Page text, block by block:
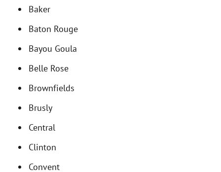
Baker
Baton Rouge
Bayou Goula
Belle Rose
Brownfields
Brusly
Central
Clinton
Convent